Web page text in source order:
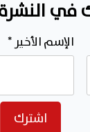
في النشرة
الإسم الأخير*